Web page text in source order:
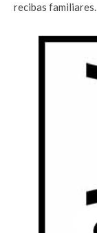
recibas familiares.